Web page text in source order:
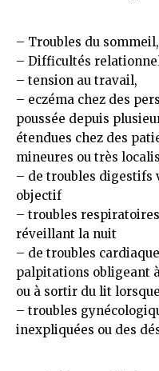
– Troubles du sommeil,
– Difficultés
– tension au travail,
– eczéma chez des
poussée depuis
étendues chez des
mineures ou très
– de troubles digestifs
objectif
– troubles
réveillant la nuit
– de troubles
palpitations obligeant
ou à sortir du lit
– troubles
inexpliquées ou des